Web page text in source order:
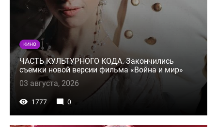
КИНО
ЧАСТЬ КУЛЬТУРНОГО КОДА. Закончились
съемки новой версии фильма «Война и мир»
03 августа, 2026
1777 0